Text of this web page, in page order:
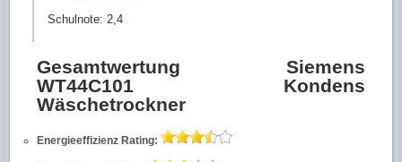
Schulnote: 2,4
Gesamtwertung Siemens
WT44C101 Kondens
Wäschetrockner
Energieeffizienz Rating: